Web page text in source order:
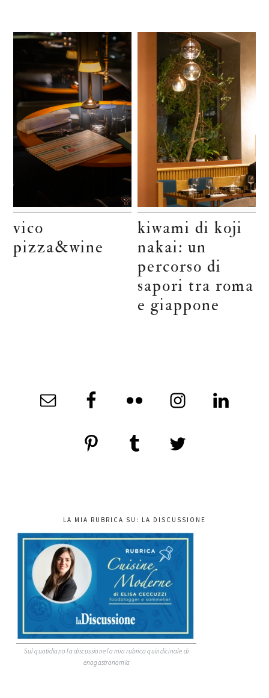
vico
pizza&wine
kiwami di koji
nakai: un
percorso di
sapori tra roma
e giappone
LA MIA RUBRICA SU: LA DISCUSSIONE
Sul quotidiano la discussione la mia rubrica quindicinale di
enogastronomia